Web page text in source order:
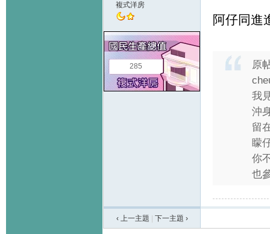
複式洋房
285
阿仔同進
原
我
沖
留
矇
你
也
‹ 上一主題 下一主題 ›